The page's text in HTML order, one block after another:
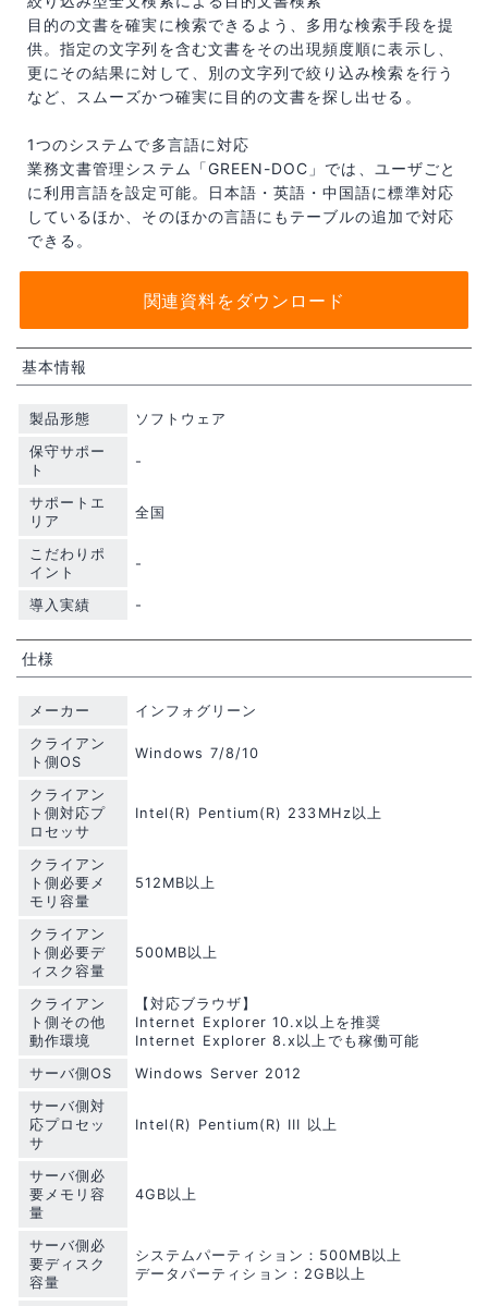
目的の文書を確実に検索できるよう、多用な検索手段を提
供。指定の文字列を含む文書をその出現頻度順に表示し、
更にその結果に対して、別の文字列で絞り込み検索を行う
など、スムーズかつ確実に目的の文書を探し出せる。
1つのシステムで多言語に対応
業務文書管理システム「GREEN-DOC」では、ユーザごと
に利用言語を設定可能。日本語・英語・中国語に標準対応
しているほか、そのほかの言語にもテーブルの追加で対応
できる。
関連資料をダウンロード
基本情報
製品形態
ソフトウェア
保守サポー
ト
-
サポートエ
リア
全国
こだわりポ
イント
-
導入実績 -
仕様
メーカー
インフォグリーン
クライアン
ト側OS
Windows 7/8/10
クライアン
ト側対応プ
ロセッサ
Intel(R) Pentium(R) 233MHz以上
クライアン
ト側必要メ
モリ容量
512MB以上
クライアン
ト側必要デ
ィスク容量
500MB以上
クライアン
ト側その他
動作環境
【対応ブラウザ】
Internet Explorer 10.x以上を推奨
Internet Explorer 8.x以上でも稼働可能
サーバ側OS
Windows Server 2012
サーバ側対
応プロセッ
サ
Intel(R) Pentium(R) III 以上
サーバ側必
要メモリ容
量
4GB以上
サーバ側必
要ディスク
容量
システムパーティション：500MB以上
データパーティション：2GB以上